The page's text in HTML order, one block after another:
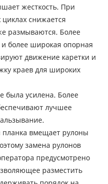
жесткость. При
снижается
размываются. Более
более широкая опорная
движение каретки и
краев для широких
была усилена. Более
лучшее
вмещает рулоны
замена рулонов
предусмотрено
разместить